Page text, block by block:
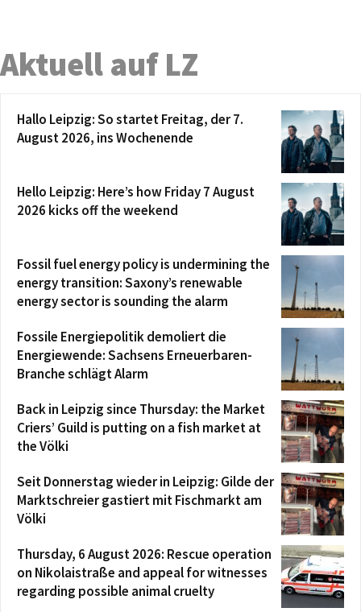
Aktuell auf LZ
Hallo Leipzig: So startet Freitag, der 7.
August 2026, ins Wochenende
Hello Leipzig: Here’s how Friday 7 August
2026 kicks off the weekend
Fossil fuel energy policy is undermining the
energy transition: Saxony’s renewable
energy sector is sounding the alarm
Fossile Energiepolitik demoliert die
Energiewende: Sachsens Erneuerbaren-
Branche schlägt Alarm
Back in Leipzig since Thursday: the Market
Criers’ Guild is putting on a fish market at
the Völki
Seit Donnerstag wieder in Leipzig: Gilde der
Marktschreier gastiert mit Fischmarkt am
Völki
Thursday, 6 August 2026: Rescue operation
on Nikolaistraße and appeal for witnesses
regarding possible animal cruelty